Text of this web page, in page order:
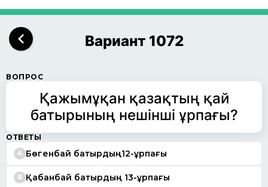
Вариант 1072
ВОПРОС
Қажымұқан қазақтың қай
батырының нешінші ұрпағы?
ОТВЕТЫ
A Бөгенбай батырдың12-ұрпағы
B Қабанбай батырдың 13-ұрпағы